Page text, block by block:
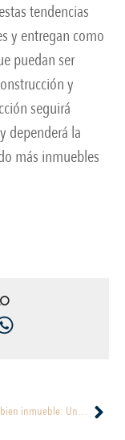
tendencias
y entregan como
puedan ser
y
seguirá
dependerá la
más inmuebles
Impuesto de bien inmueble: Un gasto a tomar en cuenta